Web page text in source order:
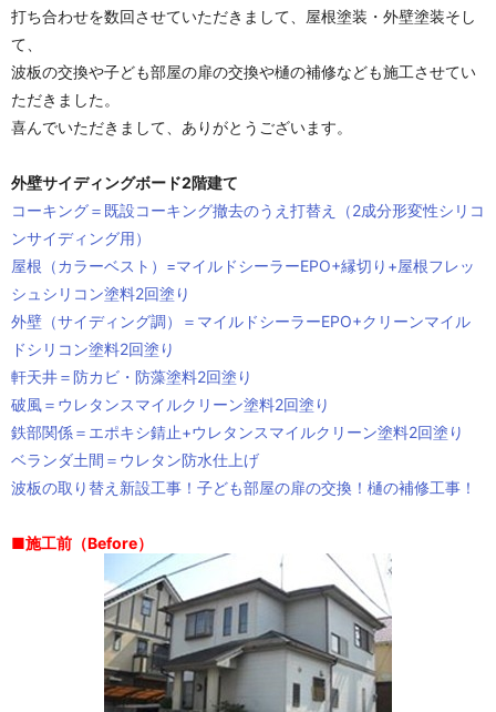
打ち合わせを数回させていただきまして、屋根塗装・外壁塗装そし
て、
波板の交換や子ども部屋の扉の交換や樋の補修なども施工させてい
ただきました。
喜んでいただきまして、ありがとうございます。
外壁サイディングボード2階建て
コーキング＝既設コーキング撤去のうえ打替え（2成分形変性シリコ
ンサイディング用）
屋根（カラーベスト）=マイルドシーラーEPO+縁切り+屋根フレッ
シュシリコン塗料2回塗り
外壁（サイディング調）＝マイルドシーラーEPO+クリーンマイル
ドシリコン塗料2回塗り
軒天井＝防カビ・防藻塗料2回塗り
破風＝ウレタンスマイルクリーン塗料2回塗り
鉄部関係＝エポキシ錆止+ウレタンスマイルクリーン塗料2回塗り
ベランダ土間＝ウレタン防水仕上げ
波板の取り替え新設工事！子ども部屋の扉の交換！樋の補修工事！
■施工前（Before）